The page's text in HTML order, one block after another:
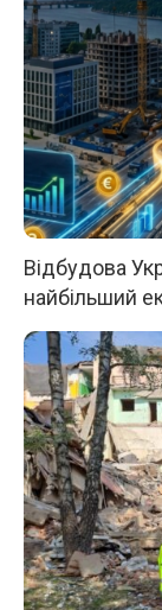
Відбудова
найбільший